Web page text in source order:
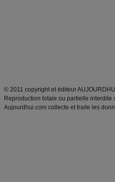
© 2011 copyright et éditeur
Reproduction totale ou partielle interdite
Aujourdhui.com collecte et traite les